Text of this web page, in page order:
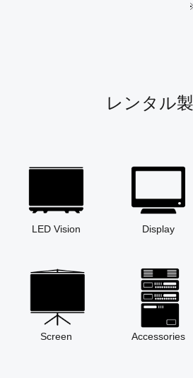
レンタル
LED Vision Display
Screen Accessories